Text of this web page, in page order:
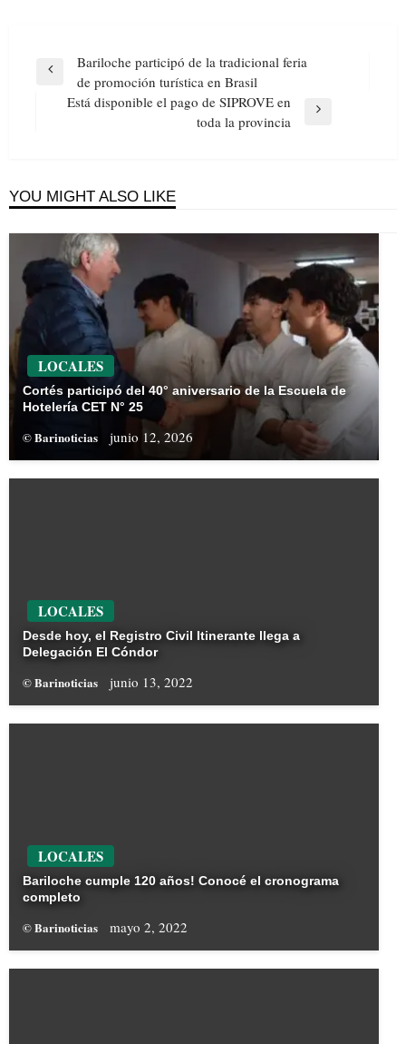
Navegación
entradas
Previous
Bariloche participó de la tradicional feria
de promoción turística en Brasil
Está disponible el pago de SIPROVE en
toda la provincia
YOU MIGHT ALSO LIKE
LOCALES
Cortés participó del 40° aniversario de la Escuela de
Hotelería CET N° 25
© Barinoticias junio 12, 2026
LOCALES
Desde hoy, el Registro Civil Itinerante llega a
Delegación El Cóndor
© Barinoticias junio 13, 2022
LOCALES
Bariloche cumple 120 años! Conocé el cronograma
completo
© Barinoticias mayo 2, 2022